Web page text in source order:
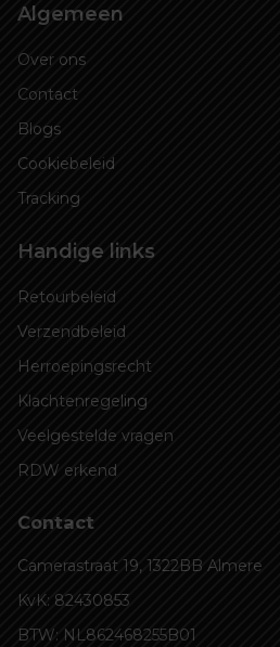
Algemeen
Over ons
Contact
Blogs
Cookiebeleid
Tracking
Handige links
Retourbeleid
Verzendbeleid
Herroepingsrecht
Klachtenregeling
Veelgestelde vragen
RDW erkend
Contact
Camerastraat 19, 1322BB Almere
KvK: 82430853
BTW: NL862468255B01